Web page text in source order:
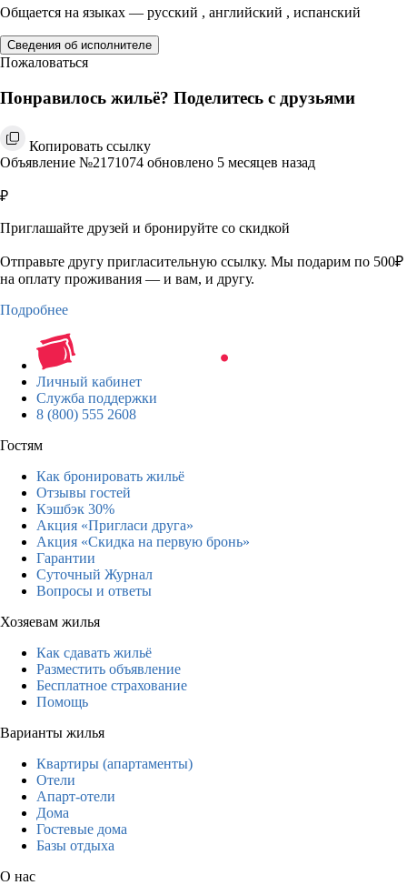
Общается на языках — русский , английский , испанский
Сведения об исполнителе
Пожаловаться
Понравилось жильё? Поделитесь с друзьями
Копировать ссылку
Объявление №2171074 обновлено 5 месяцев назад
₽
Приглашайте друзей и бронируйте со скидкой
Отправьте другу пригласительную ссылку. Мы подарим по 500₽
на оплату проживания — и вам, и другу.
Подробнее
Личный кабинет
Служба поддержки
8 (800) 555 2608
Гостям
Как бронировать жильё
Отзывы гостей
Кэшбэк 30%
Акция «Пригласи друга»
Акция «Скидка на первую бронь»
Гарантии
Суточный Журнал
Вопросы и ответы
Хозяевам жилья
Как сдавать жильё
Разместить объявление
Бесплатное страхование
Помощь
Варианты жилья
Квартиры (апартаменты)
Отели
Апарт-отели
Дома
Гостевые дома
Базы отдыха
О нас